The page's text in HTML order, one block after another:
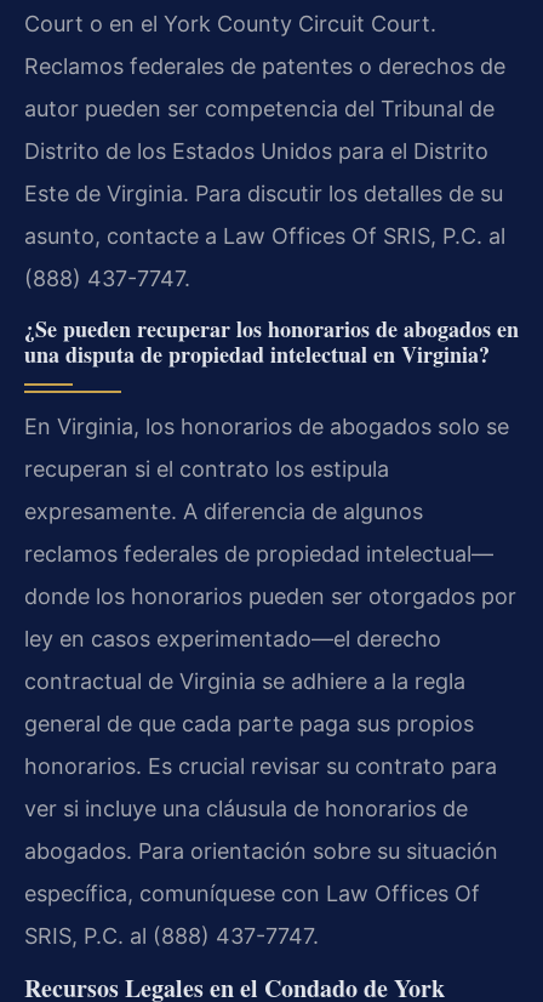
Court o en el York County Circuit Court.
Reclamos federales de patentes o derechos de
autor pueden ser competencia del Tribunal de
Distrito de los Estados Unidos para el Distrito
Este de Virginia. Para discutir los detalles de su
asunto, contacte a Law Offices Of SRIS, P.C. al
(888) 437-7747.
¿Se pueden recuperar los honorarios de abogados en
una disputa de propiedad intelectual en Virginia?
En Virginia, los honorarios de abogados solo se
recuperan si el contrato los estipula
expresamente. A diferencia de algunos
reclamos federales de propiedad intelectual—
donde los honorarios pueden ser otorgados por
ley en casos experimentado—el derecho
contractual de Virginia se adhiere a la regla
general de que cada parte paga sus propios
honorarios. Es crucial revisar su contrato para
ver si incluye una cláusula de honorarios de
abogados. Para orientación sobre su situación
específica, comuníquese con Law Offices Of
SRIS, P.C. al (888) 437-7747.
Recursos Legales en el Condado de York